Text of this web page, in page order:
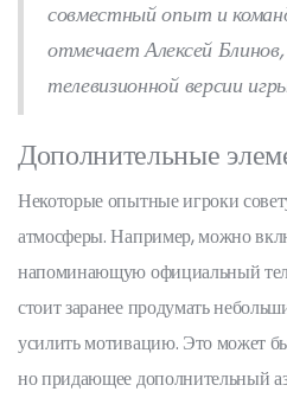
совместный опыт и
отмечает Алексей
телевизионной версии
Дополнительные
Некоторые опытные игроки
атмосферы. Например, можно
напоминающую официальный
стоит заранее продумать
усилить мотивацию. Это может
но придающее дополнительный